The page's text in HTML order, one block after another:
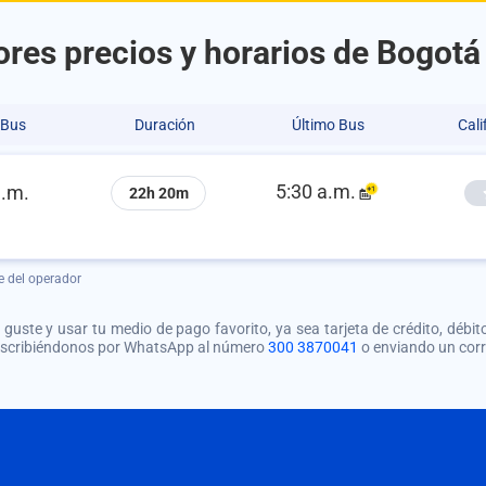
precios y horarios de
Duración Último Bus
22h 20m 5:30 a.m.
del operador
y usar tu medio de pago favorito, ya sea tarjeta de crédito,
por WhatsApp al número300 3870041 o enviando un